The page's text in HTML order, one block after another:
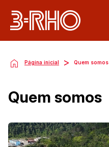
Página inicial > Quem somos
Quem somos